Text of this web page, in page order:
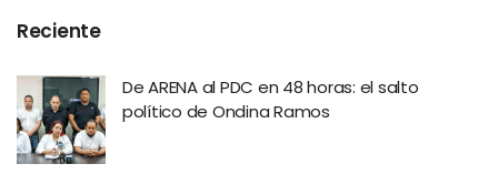
Reciente
De ARENA al PDC en 48 horas: el salto
político de Ondina Ramos